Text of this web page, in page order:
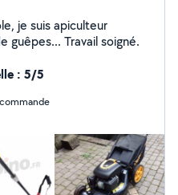
amateur, je détruit les nids de guêpes... Travail soigné.
: 5/5